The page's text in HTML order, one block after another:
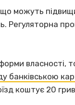
що можуть
Регуляторна
власності,
банківською
коштує 20